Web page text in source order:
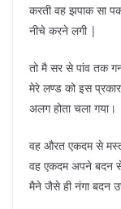
करती वह झपाक सा
नीचे करने लगी |
तो मै सर से पांव तक
मेरे लण्ड को इस
अलग होता चला गया।
वह औरत एकदम से
वह एकदम अपने बदन
मैने जैसे ही नंगा बदन